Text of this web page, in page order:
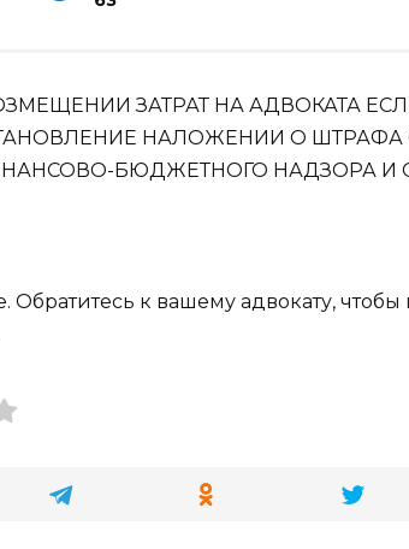
ЗАТРАТ НА АДВОКАТА
НАЛОЖЕНИИ О ШТРАФА
БЮДЖЕТНОГО НАДЗОРА И
Обратитесь к вашему адвокату,